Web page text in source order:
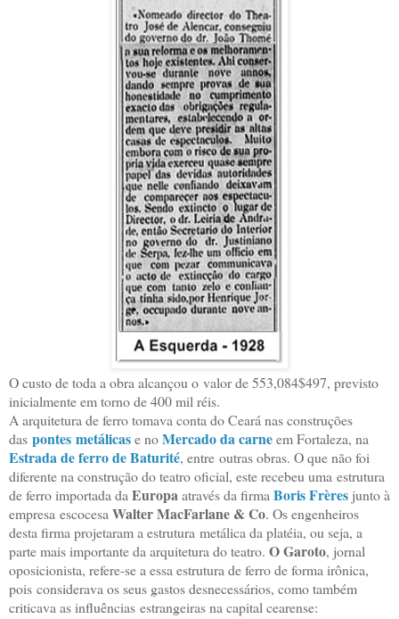
O custo de toda a obra alcançou o valor de 553,084$497, previsto
inicialmente em torno de 400 mil réis.
A arquitetura de ferro tomava conta do Ceará nas construções
das pontes metálicase noMercado da carneem Fortaleza, na
Estrada de ferro de Baturité, entre outras obras. O que não foi
diferente na construção do teatro oficial, este recebeu uma estrutura
de ferro importada daEuropaatravés da firmaBoris Frères junto à
empresa escocesaWalter MacFarlane & Co. Os engenheiros
desta firma projetaram a estrutura metálica da platéia, ou seja, a
parte mais importante da arquitetura do teatro. O Garoto, jornal
oposicionista, refere-se a essa estrutura de ferro de forma irônica,
pois considerava os seus gastos desnecessários, como também
criticava as influências estrangeiras na capital cearense: